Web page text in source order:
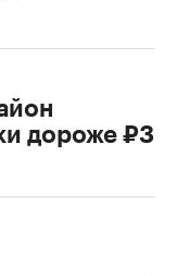
дороже ₽3